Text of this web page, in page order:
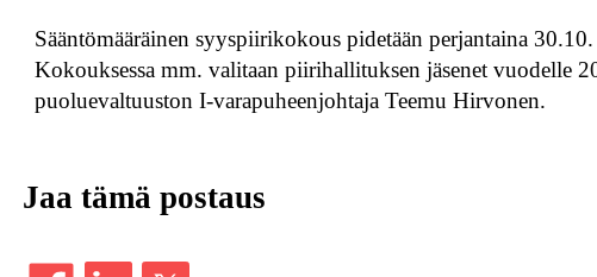
Sääntömääräinen syyspiirikokous pidetään perjantaina
Kokouksessa mm. valitaan piirihallituksen jäsenet vuodelle
puoluevaltuuston I-varapuheenjohtaja Teemu Hirvonen.
Jaa tämä postaus